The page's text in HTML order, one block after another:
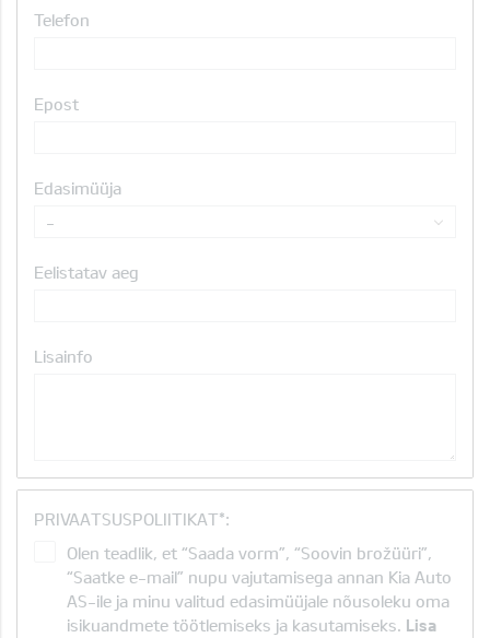
Telefon
Epost
Edasimüüja
-
Eelistatav aeg
Lisainfo
PRIVAATSUSPOLIITIKAT*:
Olen teadlik, et “Saada vorm”, “Soovin brožüüri”,
“Saatke e-mail” nupu vajutamisega annan Kia Auto
AS-ile ja minu valitud edasimüüjale nõusoleku oma
isikuandmete töötlemiseks ja kasutamiseks. Lisa